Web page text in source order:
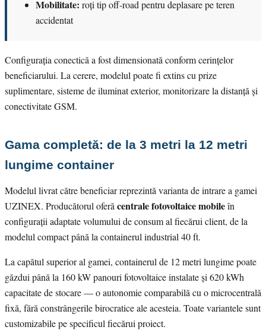
Mobilitate: roți tip off-road pentru deplasare pe teren
accidentat
Configurația conectică a fost dimensionată conform cerințelor
beneficiarului. La cerere, modelul poate fi extins cu prize
suplimentare, sisteme de iluminat exterior, monitorizare la distanță și
conectivitate GSM.
Gama completă: de la 3 metri la 12 metri
lungime container
Modelul livrat către beneficiar reprezintă varianta de intrare a gamei
UZINEX. Producătorul oferă centrale fotovoltaice mobileîn
configurații adaptate volumului de consum al fiecărui client, de la
modelul compact până la containerul industrial 40 ft.
La capătul superior al gamei, containerul de 12 metri lungime poate
găzdui până la 160 kW panouri fotovoltaice instalate și 620 kWh
capacitate de stocare — o autonomie comparabilă cu o microcentrală
fixă, fără constrângerile birocratice ale acesteia. Toate variantele sunt
customizabile pe specificul fiecărui proiect.